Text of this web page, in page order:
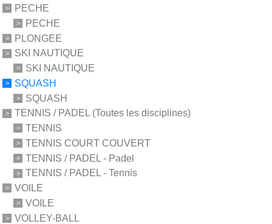
PECHE
PECHE
PLONGEE
SKI NAUTIQUE
SKI NAUTIQUE
SQUASH
SQUASH
TENNIS / PADEL (Toutes les disciplines)
TENNIS
TENNIS COURT COUVERT
TENNIS / PADEL - Padel
TENNIS / PADEL - Tennis
VOILE
VOILE
VOLLEY-BALL